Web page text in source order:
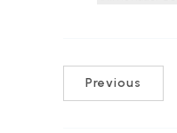
Previous